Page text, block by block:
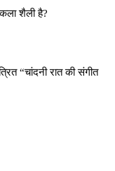
शैली है?
“चांदनी रात की संगीत